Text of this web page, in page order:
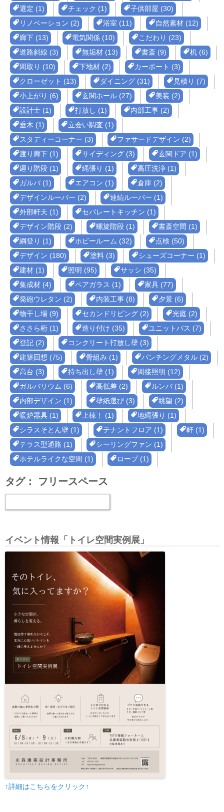
選定 (1) チェック (1)
子供部屋 (30)
リノベーション (2)
浴室 (11)
自然素材 (12)
廊下 (13)
電気関係 (10)
こだわり (23)
道路斜線 (3)
無垢材 (13) 書斎 (9)
机 (6)
間取り (10)
下地材 (2)
カーポート (3)
クローゼット (13)
ダイニング (31)
見積り (7)
小上がり (6)
玄関ホール (27)
美装 (2)
設計士 (1)
打放し (1)
内部工事 (2)
垂木 (1)
立会い調査 (1)
スタディーコーナー (3)
ファサードデザイン (2)
渡り廊下 (1)
サイディング (3)
玄関ドア (1)
廻り階段 (1)
縄張り (1)
高圧洗浄 (1)
ガルバ (1)
エアコン (1)
倉庫 (2)
デザインルーバー (2)
連続ルーバー (1)
外部軒天 (1)
セパレートキッチン (1)
デザイン階段 (2)
螺旋階段 (1)
書斎空間 (1)
綱登り (1)
ホビールーム (32)
点検 (50)
デザイン (180)
塗料 (3)
シューズコーナー (1)
建材 (1)
照明 (95)
サッシ (35)
集成材 (4)
ペアガラス (1)
家具 (77)
発砲ウレタン (2)
内装工事 (8)
夕景 (6)
物干し場 (9)
セカンドリビング (2)
光庭 (2)
ささら桁 (1)
造り付け (35)
ユニットバス (7)
登記 (2)
コンクリート打放し壁 (3)
建築回想 (75)
骨組み (1)
パンチングメタル (2)
高台 (3)
持ち出し壁 (1)
間接照明 (12)
ガルバリウム (6)
高低差 (2)
ルンバ (1)
内部デザイン (1)
壁紙選び (3)
眺望 (2)
暖炉器具 (1)
上棟！ (1)
地縄張り (1)
シラスそとん壁 (1)
テナントフロア (1)
軒 (1)
テラス型通路 (1)
シーリングファン (1)
ホテルライクな空間 (1)
ロープ (1)
タグ： フリースペース
イベント情報「トイレ空間実例展」
↑詳細はこちらをクリック↑